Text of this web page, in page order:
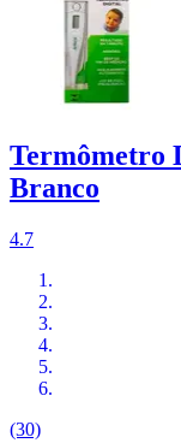
Termômetro
Branco
4.7
(30)